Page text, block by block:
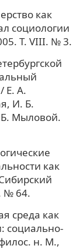
как
социологии
Т. VIII. № 3.
Е. А.
И. Б.
Мыловой.
как
№ 64.
среда как
социально-
н. М.,